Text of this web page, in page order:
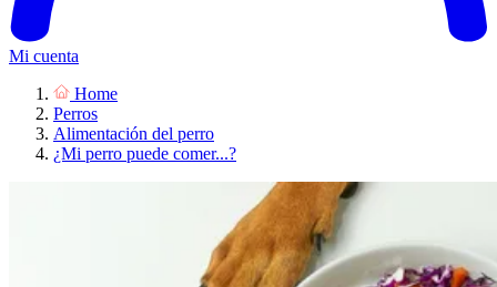
Mi cuenta
Home
Perros
Alimentación del perro
¿Mi perro puede comer...?